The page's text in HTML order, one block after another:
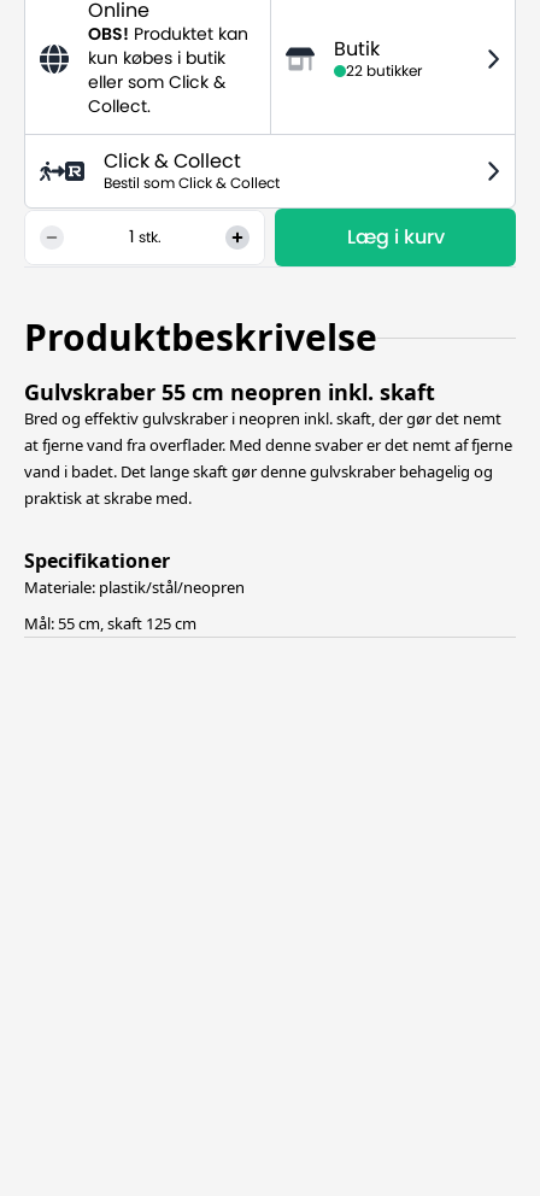
Online
OBS! Produktet kan
kun købes i butik
eller som Click &
Collect.
Butik
22 butikker
Click & Collect
Bestil som Click & Collect
stk. Læg i kurv
Produktbeskrivelse
Gulvskraber 55 cm neopren inkl. skaft
Bred og effektiv gulvskraber i neopren inkl. skaft, der gør det nemt
at fjerne vand fra overflader. Med denne svaber er det nemt af fjerne
vand i badet. Det lange skaft gør denne gulvskraber behagelig og
praktisk at skrabe med.
Specifikationer
Materiale: plastik/stål/neopren
Mål: 55 cm, skaft 125 cm